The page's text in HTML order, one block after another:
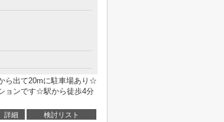
ら出て20mに駐車場あり☆
ョンです☆駅から徒歩4分
詳細 検討リスト